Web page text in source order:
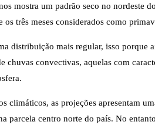
mostra um padrão seco no nordeste
os três meses considerados como
distribuição mais regular, isso porque
chuvas convectivas, aquelas com
climáticos, as projeções apresentam
parcela centro norte do país. No